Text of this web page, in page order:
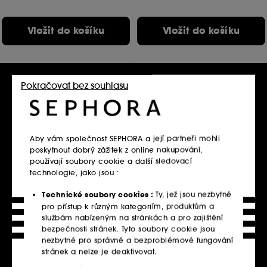
Vložit do košíku Vložit do košíku
ISLE OF PARADISE
Self Tanning Drops –
197
750.00Kč
2 500.00Kč /100ml
K dispozici 3 varianty
Samoopalovací sérum na obličej
515
515.00Kč
1 716.67Kč /100ml
Aby vám společnost SEPHORA a její partneři mohli
poskytnout dobrý zážitek z online nakupování,
používají soubory cookie a další sledovací
technologie, jako jsou :
Technické soubory cookies : Ty, jež jsou nezbytné
pro přístup k různým kategoriím, produktům a
službám nabízeným na stránkách a pro zajištění
bezpečnosti stránek. Tyto soubory cookie jsou
nezbytné pro správné a bezproblémové fungování
stránek a nelze je deaktivovat.
Pokračovat bez souhlasu